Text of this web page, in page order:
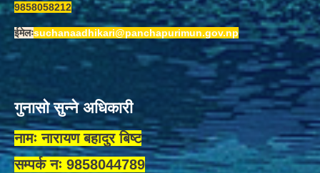
9858058212
ईमेलःsuchanaadhikari@panchapurimun.gov.np
गुनासो सुन्ने अधिकारी
नामः नारायण बहादुर बिष्ट
सम्पर्क नः 9858044789